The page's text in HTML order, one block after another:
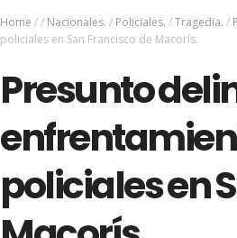
Home // Nacionales. / Policiales. /Tragedia. /
policiales en San Francisco de Macorís.
Presunto
policiales en